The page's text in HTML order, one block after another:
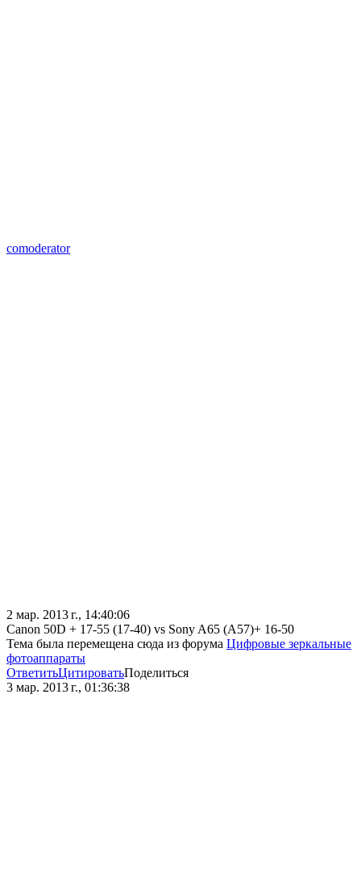
comoderator
2 мар. 2013 г., 14:40:06
Canon 50D + 17-55 (17-40) vs Sony A65 (A57)+ 16-50
Тема была перемещена сюда из форума Цифровые зеркальные
фотоаппараты
ОтветитьЦитироватьПоделиться
3 мар. 2013 г., 01:36:38